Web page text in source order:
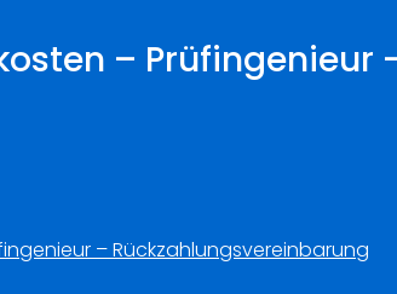
– Prüfingenieur
– Rückzahlungsvereinbarung